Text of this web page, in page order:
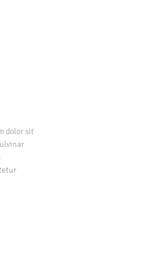
dolor sit